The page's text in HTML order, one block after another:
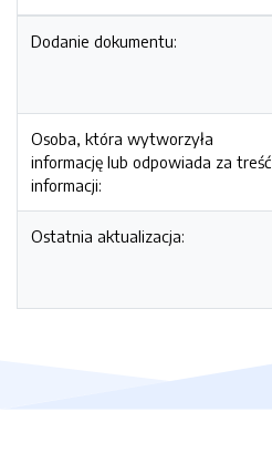
Dodanie dokumentu:
Osoba, która wytworzyła
informację lub odpowiada za treść
informacji:
Ostatnia aktualizacja: